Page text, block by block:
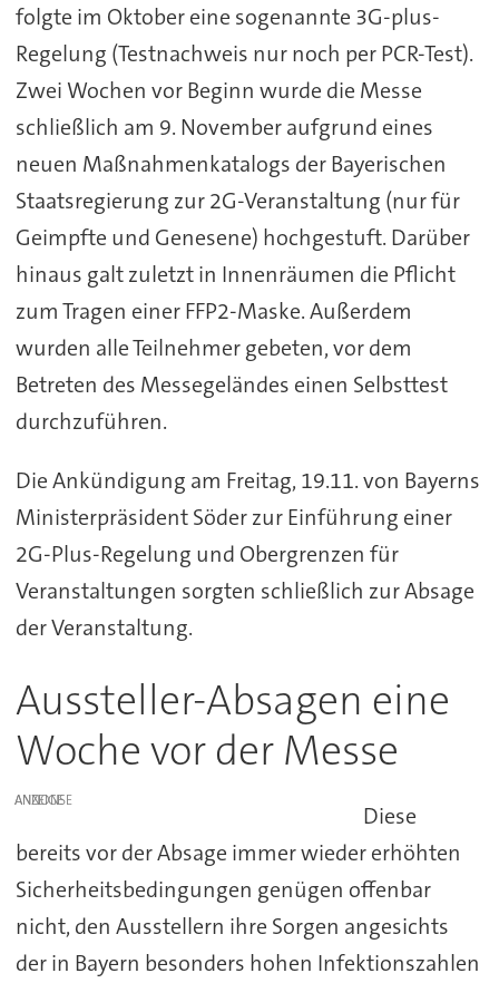
folgte im Oktober eine sogenannte 3G-plus-
Regelung (Testnachweis nur noch per PCR-Test).
Zwei Wochen vor Beginn wurde die Messe
schließlich am 9. November aufgrund eines
neuen Maßnahmenkatalogs der Bayerischen
Staatsregierung zur 2G-Veranstaltung (nur für
Geimpfte und Genesene) hochgestuft. Darüber
hinaus galt zuletzt in Innenräumen die Pflicht
zum Tragen einer FFP2-Maske. Außerdem
wurden alle Teilnehmer gebeten, vor dem
Betreten des Messegeländes einen Selbsttest
durchzuführen.
Die Ankündigung am Freitag, 19.11. von Bayerns
Ministerpräsident Söder zur Einführung einer
2G-Plus-Regelung und Obergrenzen für
Veranstaltungen sorgten schließlich zur Absage
der Veranstaltung.
Aussteller-Absagen eine
Woche vor der Messe
ANZEIGE
Diese
bereits vor der Absage immer wieder erhöhten
Sicherheitsbedingungen genügen offenbar
nicht, den Ausstellern ihre Sorgen angesichts
der in Bayern besonders hohen Infektionszahlen